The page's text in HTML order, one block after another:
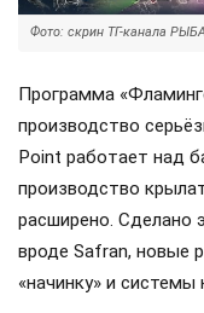
Фото: скрин ТГ-канала
Программа
производство
Point работает над
производство
расширено. Сделано
вроде Safran, новые
«начинку» и системы